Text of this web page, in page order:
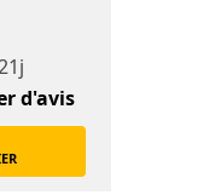
d'avis